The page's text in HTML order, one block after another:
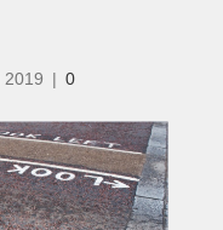
2019 | 0